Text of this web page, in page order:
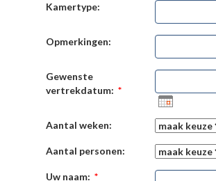
Kamertype:
Opmerkingen:
Gewenste
vertrekdatum: *
Aantal weken:
Aantal personen:
Uw naam: *